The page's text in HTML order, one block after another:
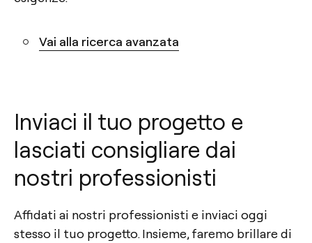
Vai alla ricerca avanzata
Inviaci il tuo progetto e
lasciati consigliare dai
nostri professionisti
Affidati ai nostri professionisti e inviaci oggi
stesso il tuo progetto. Insieme, faremo brillare di